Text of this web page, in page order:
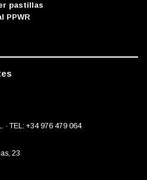
pastillas
PPWR
· TEL: +34 976 479 064
23